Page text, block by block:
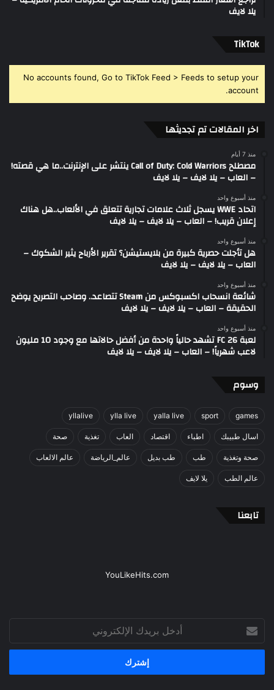
يلا لايف
‫TikTok
No accounts found, Go to TikTok Feed > Feeds to setup your
account.
اخر المقالات تم تجديثها
منذ 7 أيام
مصطلح Call of Duty: Cold Warriors ينتشر على الإنترنت..ما هي قصته!
– العاب – يلا لايف – يلا لايف
منذ أسبوع واحد
اتحاد WWE يسجل ثلاث علامات تجارية تتعلق في الألعاب..هل هناك
إعلان قريب! – العاب – يلا لايف – يلا لايف
منذ أسبوع واحد
هل تأجلت حصرية كبيرة من بلايستيشن؟ تقرير الأرباح يثير الشكوك –
العاب – يلا لايف – يلا لايف
منذ أسبوع واحد
شائعة انسحاب اكسبوكس من Steam تتصاعد.. وصاحب التصريح يوضح
الحقيقة – العاب – يلا لايف – يلا لايف
منذ أسبوع واحد
لعبة FC 26 تشهد حالياً واحدة من أفضل حالاتها مع وجود 10 مليون
لاعب شهرياً! – العاب – يلا لايف – يلا لايف
وسوم
games
sport
yalla live
ylla live
yllalive
اسال طبيبك اطباء اقتصاد العاب تغذية صحة
صحة وتغذية طب طب بديل عالم_الرياضة عالم الالعاب
عالم الطب يلا لايف
تابعنا
YouLikeHits.com
بريدك
الإلكتروني